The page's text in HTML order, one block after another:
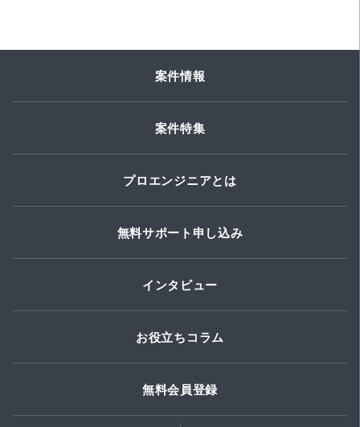
案件情報
案件特集
プロエンジニアとは
無料サポート申し込み
インタビュー
お役立ちコラム
無料会員登録